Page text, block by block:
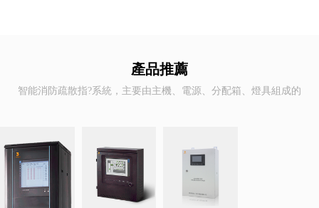
產品推薦
智能消防疏散指?系統，主要由主機、電源、分配箱、燈具組成的